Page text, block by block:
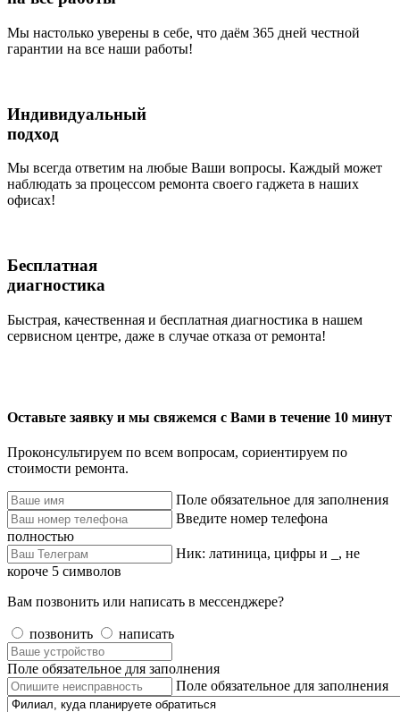
Мы настолько уверены в себе, что даём 365 дней честной
гарантии на все наши работы!
Индивидуальный
подход
Мы всегда ответим на любые Ваши вопросы. Каждый может
наблюдать за процессом ремонта своего гаджета в наших
офисах!
Бесплатная
диагностика
Быстрая, качественная и бесплатная диагностика в нашем
сервисном центре, даже в случае отказа от ремонта!
Оставьте заявку и мы свяжемся с Вами в течение 10 минут
Проконсультируем по всем вопросам, сориентируем по
стоимости ремонта.
Поле обязательное для заполнения
Введите номер телефона
полностью
Ник: латиница, цифры и _, не
короче 5 символов
Вам позвонить или написать в мессенджере?
позвонить написать
Поле обязательное для заполнения
Поле обязательное для заполнения